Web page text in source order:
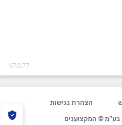
V7.0.77
הצהרת נגישות
בע"מ © המקצוענים